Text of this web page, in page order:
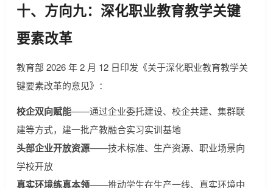
十、方向九：深化职业教育教学关键
要素改革
教育部 2026 年 2 月 12 日印发《关于深化职业教育教学关
键要素改革的意见》：
校企双向赋能——通过企业委托建设、校企共建、集群联
建等方式，建一批产教融合实习实训基地
头部企业开放资源——技术标准、生产资源、职业场景向
学校开放
真实环境练真本领——推动学生在生产一线、真实环境中